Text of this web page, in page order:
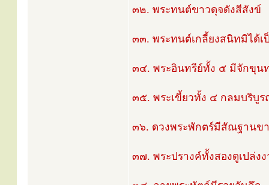
๓๒. พระทนต์ขาวดุจดังสีสังข์
๓๓. พระทนต์เกลี้ยงสนิทมิได้เ
๓๔. พระอินทรีย์ทั้ง ๕ มีจักขุน
๓๕. พระเขี้ยวทั้ง ๔ กลมบริบู
๓๖. ดวงพระพักตร์มีสัณฐานข
๓๗. พระปรางค์ทั้งสองดูเปล่ง